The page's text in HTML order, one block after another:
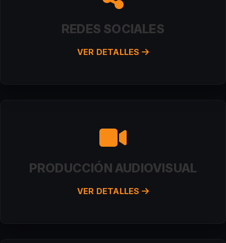
REDES SOCIALES
VER DETALLES
PRODUCCIÓN AUDIOVISUAL
VER DETALLES